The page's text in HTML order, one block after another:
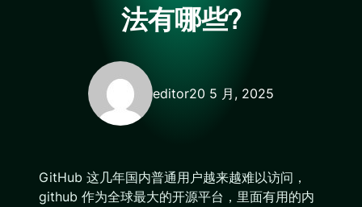
法有哪些?
editor20 5 月, 2025
GitHub 这几年国内普通用户越来越难以访问，
github 作为全球最大的开源平台，里面有用的内